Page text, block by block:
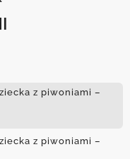
z piwoniami –
z piwoniami –